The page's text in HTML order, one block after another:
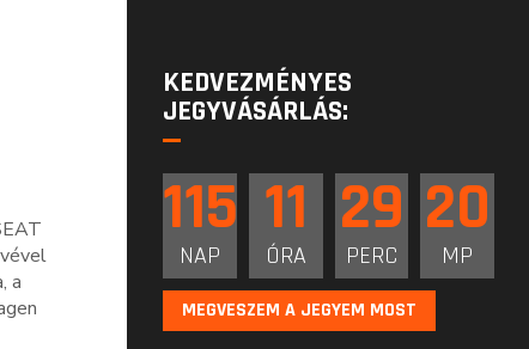
a
KEDVEZMÉNYES
JEGYVÁSÁRLÁS:
115
NAP
11
ÓRA
29
PERC
19
MP
MEGVESZEM A JEGYEM MOST